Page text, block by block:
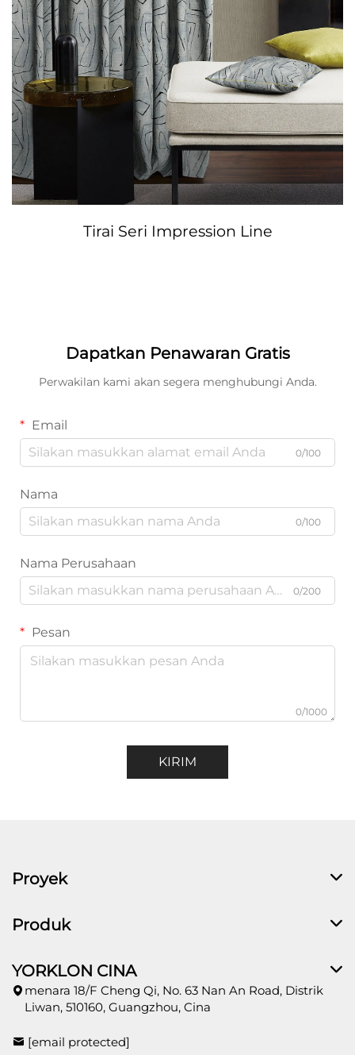
Tirai Seri Impression Line
Dapatkan Penawaran Gratis
Perwakilan kami akan segera menghubungi Anda.
Email
0/100
Nama
0/100
Nama Perusahaan
0/200
Pesan
0/1000
KIRIM
Proyek
Produk
YORKLON CINA
menara 18/F Cheng Qi, No. 63 Nan An Road, Distrik
Liwan, 510160, Guangzhou, Cina
[email protected]